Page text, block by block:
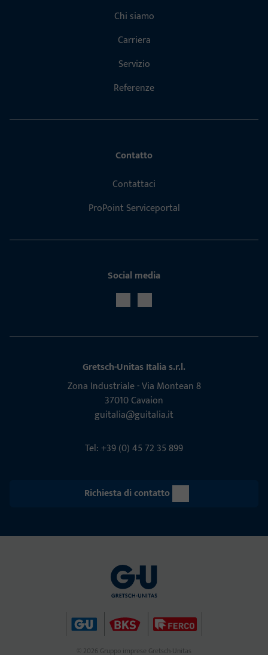
Chi siamo
Carriera
Servizio
Referenze
Contatto
Contattaci
ProPoint Serviceportal
Social media
Gretsch-Unitas Italia s.r.l.
Zona Indu­s­triale - Via Mon­tean 8
37010 Cavaion
guitalia@guitalia.it
Tel: +39 (0) 45 72 35 899
Richiesta di contatto
© 2026 Gruppo imprese Gretsch-Unitas